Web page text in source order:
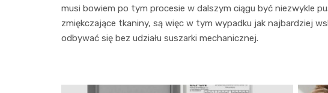
musi bowiem po tym procesie w dalszym ciągu być niezwykle
zmiękczające tkaniny, są więc w tym wypadku jak najbardziej
odbywać się bez udziału suszarki mechanicznej.